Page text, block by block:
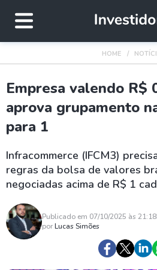
HOME
Empresa valendo R$
aprova grupamento
para 1
Infracommerce (IFCM3)
regras da bolsa de valores
negociadas acima de R$ 1
Publicado em 07/10/2025 às
porLucas Simões